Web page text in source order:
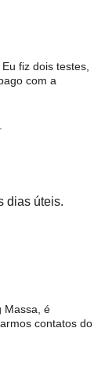
fiz dois testes,
com a
dias úteis.
Massa, é
contatos do